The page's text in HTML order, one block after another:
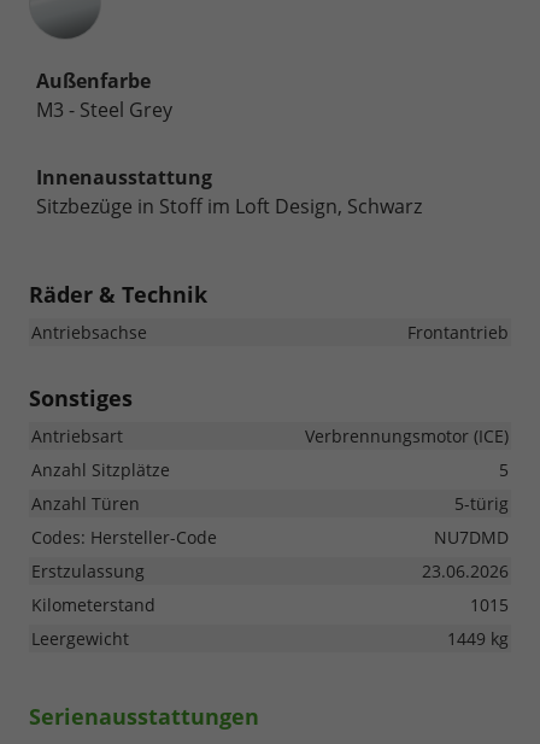
Außenfarbe
M3 - Steel Grey
Innenausstattung
Sitzbezüge in Stoff im Loft Design, Schwarz
Räder & Technik
Antriebsachse Frontantrieb
Sonstiges
Antriebsart
Verbrennungsmotor (ICE)
Anzahl Sitzplätze
5
Anzahl Türen
5-türig
Codes: Hersteller-Code
NU7DMD
Erstzulassung
23.06.2026
Kilometerstand
1015
Leergewicht
1449 kg
Serienausstattungen